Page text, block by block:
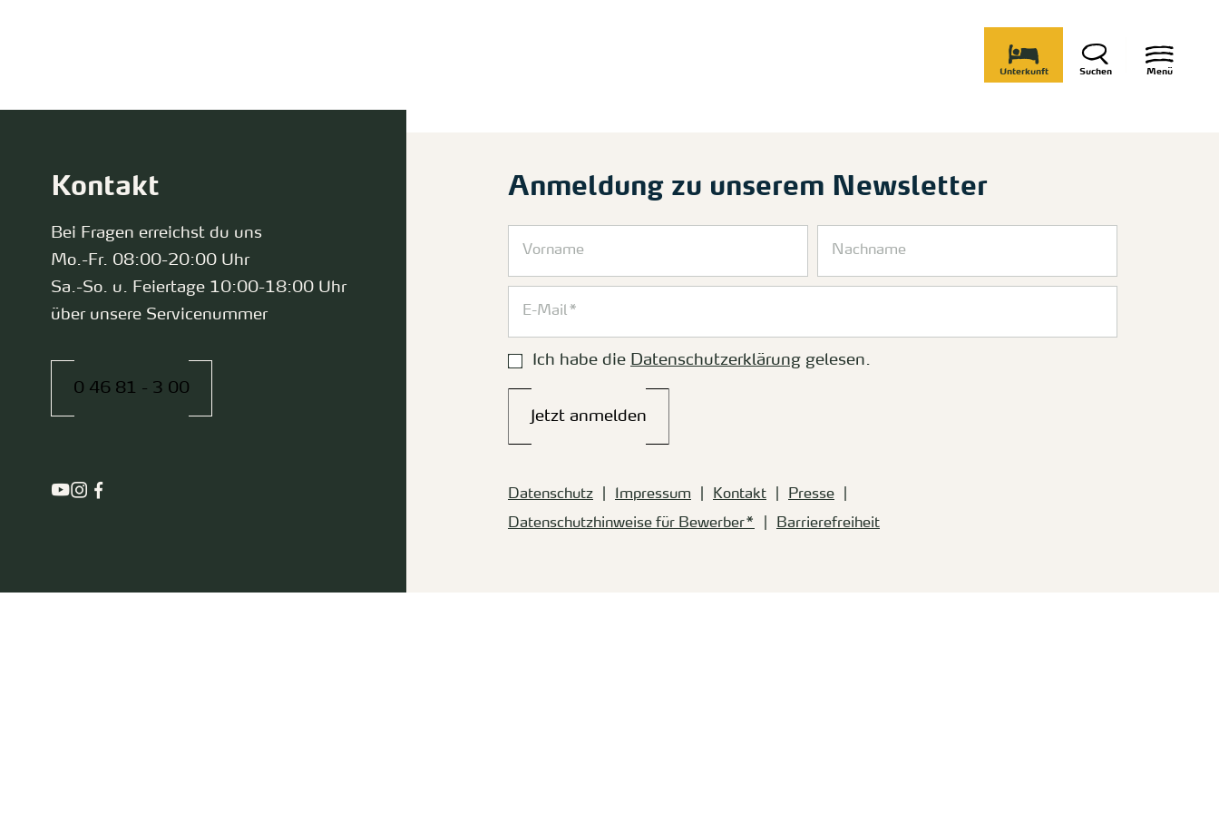
Menü
Suchen
Unterkunft
Anmeldung zu unserem Newsletter
Ich habe die Datenschutzerklärung gelesen.
Jetzt anmelden
Datenschutz Impressum Kontakt
Presse
Datenschutzhinweise für Bewerber*
Barrierefreiheit
Kontakt
Bei Fragen erreichst du uns
Mo.-Fr. 08:00-20:00 Uhr
Sa.-So. u. Feiertage 10:00-18:00 Uhr
über unsere Servicenummer
0 46 81 - 3 00